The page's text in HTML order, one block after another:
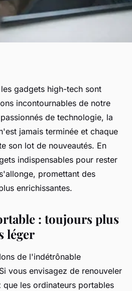
gadgets
pour les Tech-
?
2 min de lecture
gadgets high-tech sont
incontournables de notre
de technologie, la
jamais terminée et chaque
son lot de nouveautés. En
indispensables pour rester
promettant des
enrichissantes.
: toujours plus
léger
de l'indétrônable
vous envisagez de renouveler
les ordinateurs portables